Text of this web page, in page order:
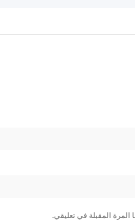
المرة المقبلة في تعليقي.